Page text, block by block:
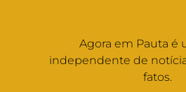
Agora em Pauta é
independente de
fatos.